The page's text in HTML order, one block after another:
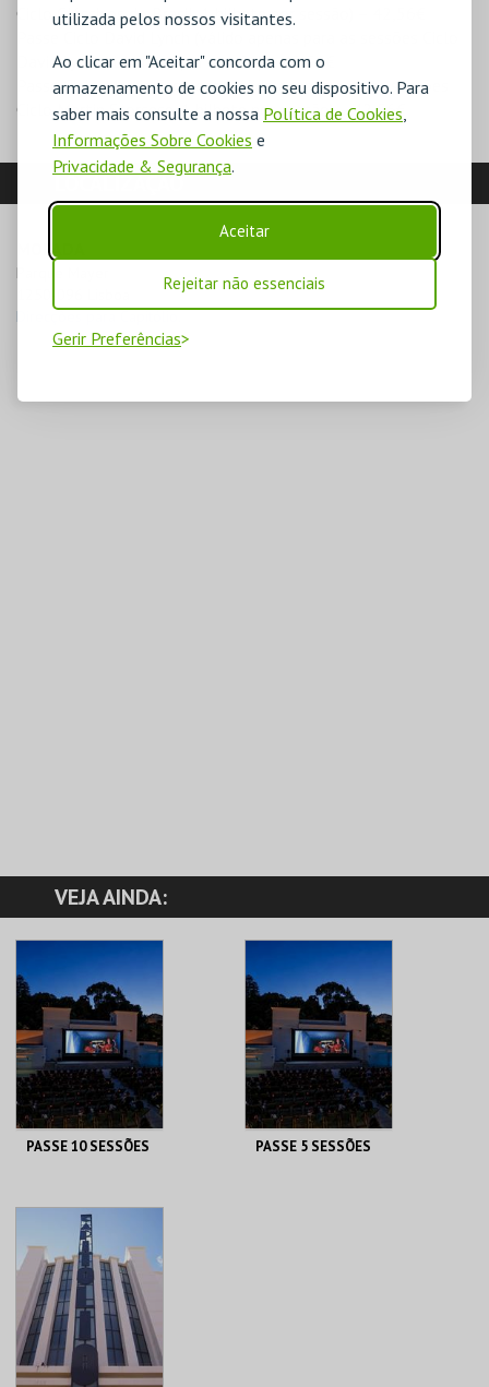
utilizada pelos nossos visitantes.
Ao clicar em "Aceitar" concorda com o
armazenamento de cookies no seu dispositivo. Para
saber mais consulte a nossa Política de Cookies,
Informações Sobre Cookies e
Privacidade & Segurança.
Aceitar
Rejeitar não essenciais
Gerir Preferências
Ciclo Clássicos do Brasil, 1 bilhete por sessão) – 42,56€
David Lynch, 1 bilhete por sessão) – 42,56€
Passe Ciclo Martin Scorsese (válido apenas para as sessões
Ciclo Martin Scorsese, 1 bilhete por sessão) – 42,56€
LOCALIZAÇÃO
MORADA
Parque Mayer
Direcções para Capitólio.
VEJA AINDA:
PASSE 10 SESSÕES
AQUISIÇÃO
MAIS INFO
COMPRAR
PASSE 5 SESSÕES